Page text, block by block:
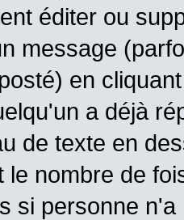
éditer ou
message
en
a déjà
de texte en
le nombre de
si personne